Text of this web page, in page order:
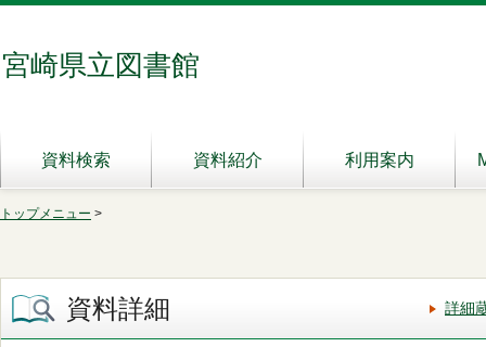
宮崎県立図書館
資料検索 資料紹介 利用案内
トップメニュー >
資料詳細 詳細